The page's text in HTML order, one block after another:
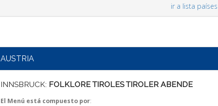
ir a lista países
AUSTRIA
INNSBRUCK: FOLKLORE TIROLES TIROLER ABENDE
El Menú está compuesto por: